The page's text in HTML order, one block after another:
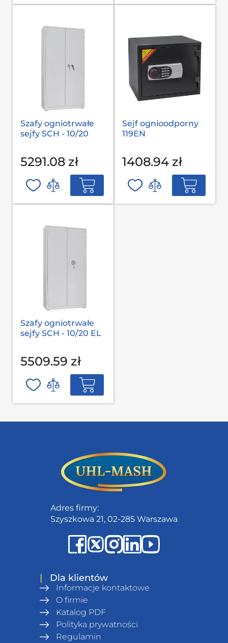
Szafy ogniotrwałe
sejfy SCH - 10/20
5291.08 zł
Sejf ognioodporny
119EN
1408.94 zł
Szafy ogniotrwałe
sejfy SCH - 10/20 EL
5509.59 zł
Adres firmy:
Szyszkowa 21, 02-285 Warszawa
| Dla klientów
Informacje kontaktowe
O firmie
Katalog PDF
Polityka prywatności
Regulamin